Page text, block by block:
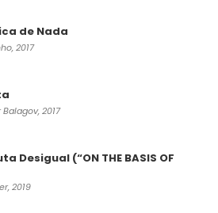
de Nada
2017
2017
Desigual (“ON THE BASIS OF
2019